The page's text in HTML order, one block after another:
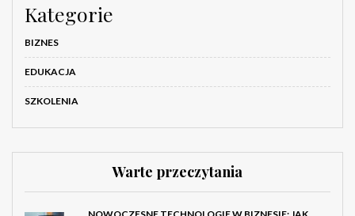
Kategorie
BIZNES
EDUKACJA
SZKOLENIA
Warte przeczytania